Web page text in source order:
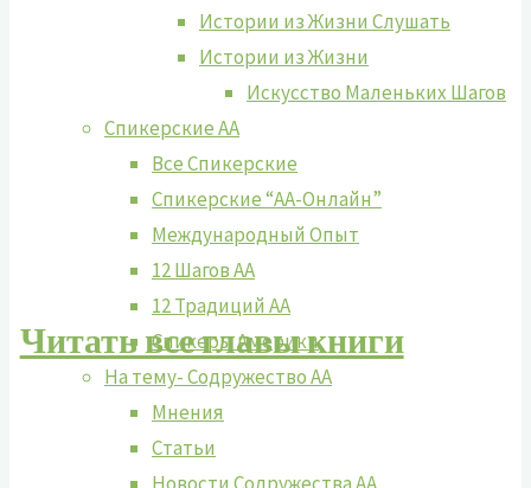
Истории из Жизни Слушать
Истории из Жизни
Искусство Маленьких Шагов
Спикерские АА
Все Спикерские
Спикерские “АА-Онлайн”
Международный Опыт
12 Шагов АА
12 Традиций АА
Спикеры Америки
На тему- Содружество АА
Мнения
Статьи
Читать все главы книги